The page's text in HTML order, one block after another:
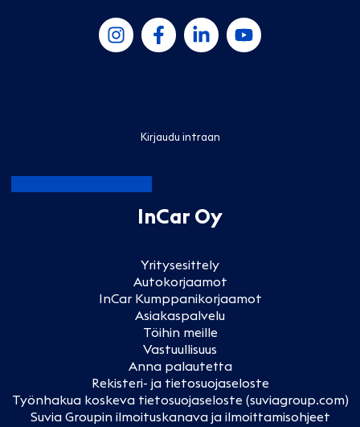
Kirjaudu intraan
InCar Oy
Yritysesittely
Autokorjaamot
InCar Kumppanikorjaamot
Asiakaspalvelu
Töihin meille
Vastuullisuus
Anna palautetta
Rekisteri- ja tietosuojaseloste
Työnhakua koskeva tietosuojaseloste (suviagroup.com)
Suvia Groupin ilmoituskanava ja ilmoittamisohjeet